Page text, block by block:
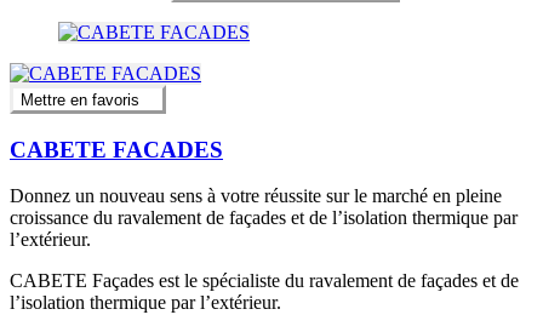
Mettre en favoris
CABETE FACADES
Donnez un nouveau sens à votre réussite sur le marché en pleine
croissance du ravalement de façades et de l’isolation thermique par
l’extérieur.
CABETE Façades est le spécialiste du ravalement de façades et de
l’isolation thermique par l’extérieur.